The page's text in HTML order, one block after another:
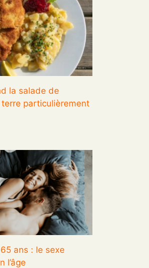
la salade de
particulièrement
ans : le sexe
l’âge